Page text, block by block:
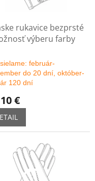
rukavice bezprsté
výberu farby
február-
do 20 dní, október-
120 dní
€